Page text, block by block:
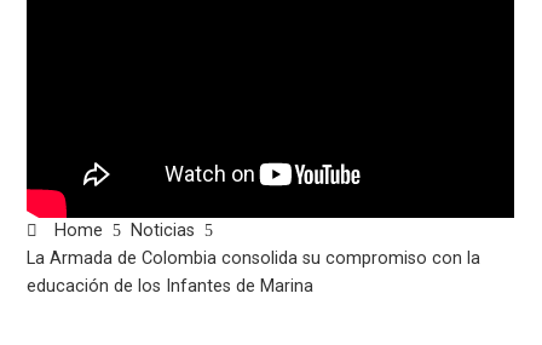
Home
Noticias
La Armada de Colombia consolida su compromiso con la
educación de los Infantes de Marina